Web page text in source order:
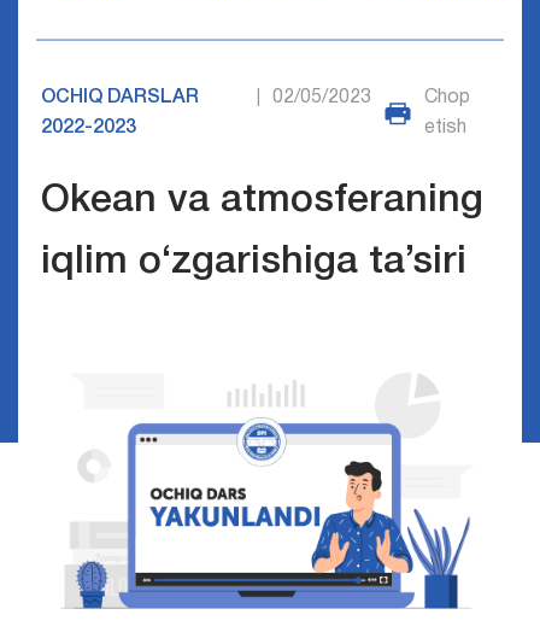
OCHIQ DARSLAR
2022-2023
02/05/2023
Chop
etish
Okean va atmosferaning
iqlim o‘zgarishiga ta’siri